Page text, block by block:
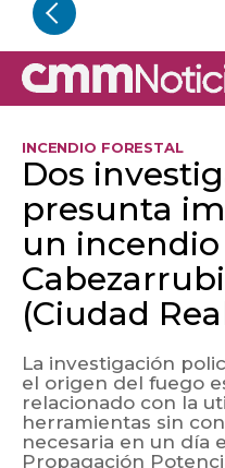
INCENDIO FORESTAL
Dos
presunta
un incendio
(Ciudad
La investigación
el origen del fuego
relacionado con la
herramientas sin
necesaria en un día
Propagación